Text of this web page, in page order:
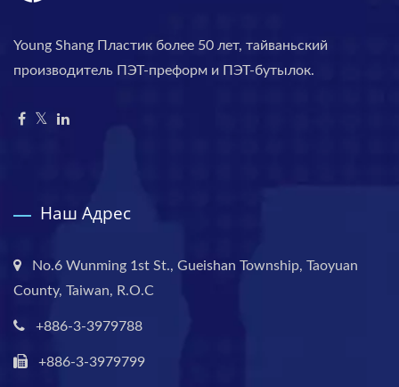
Young Shang Пластик более 50 лет, тайваньский
производитель ПЭТ-преформ и ПЭТ-бутылок.
Наш Адрес
No.6 Wunming 1st St., Gueishan Township, Taoyuan
County, Taiwan, R.O.C
+886-3-3979788
+886-3-3979799